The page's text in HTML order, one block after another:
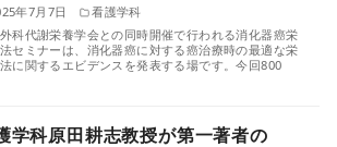
年7月7日
看護学科
科代謝栄養学会との同時開催で行われる消化器癌栄
セミナーは、消化器癌に対する癌治療時の最適な栄
に関するエビデンスを発表する場です。今回800
学科原田耕志教授が第一著者の